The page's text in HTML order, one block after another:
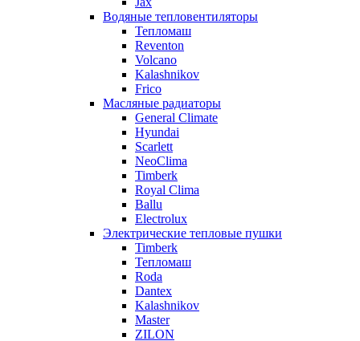
Водяные тепловентиляторы
Тепломаш
Reventon
Volcano
Kalashnikov
Frico
Масляные радиаторы
General Climate
Hyundai
Scarlett
NeoClima
Timberk
Royal Clima
Ballu
Electrolux
Электрические тепловые пушки
Timberk
Тепломаш
Roda
Dantex
Kalashnikov
Master
ZILON